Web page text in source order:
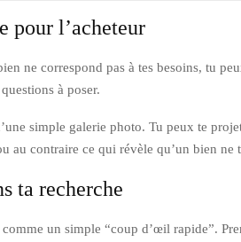
pour l’acheteur
ne correspond pas à tes besoins, tu
à poser.
simple galerie photo. Tu peux te
au contraire ce qui révèle qu’un bien ne
ta recherche
un simple “coup d’œil rapide”.